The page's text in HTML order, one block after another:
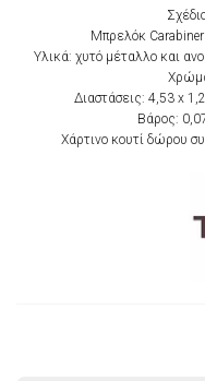
Μπρελόκ
Υλικά: χυτό μέταλλο και
Διαστάσεις: 4,53 x
Βάρος:
Χάρτινο κουτί δώρου